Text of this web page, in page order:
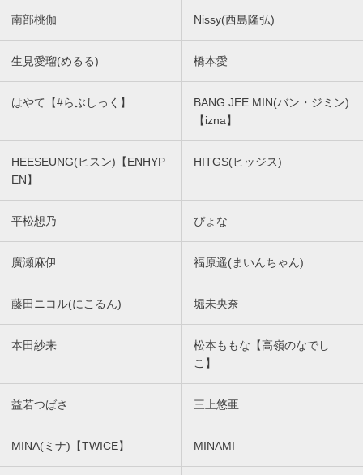
南部桃伽 Nissy(西島隆弘)
生見愛瑠(めるる) 橋本愛
はやて【#らぶしっく】
BANG JEE MIN(バン・ジミン)
【izna】
HEESEUNG(ヒスン)【ENHYP
EN】
HITGS(ヒッジス)
平松想乃 ぴょな
廣瀬麻伊 福原遥(まいんちゃん)
藤田ニコル(にこるん) 堀未央奈
本田紗来
松本ももな【高嶺のなでし
こ】
益若つばさ 三上悠亜
MINA(ミナ)【TWICE】 MINAMI